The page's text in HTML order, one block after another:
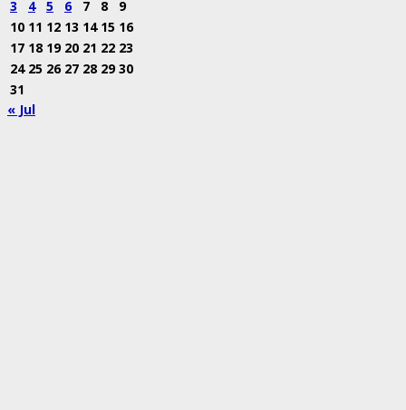
3
4 5 6 7 8
9
10 11 12 13 14 15 16
17 18 19 20 21 22 23
24 25 26 27 28 29 30
31
« Jul